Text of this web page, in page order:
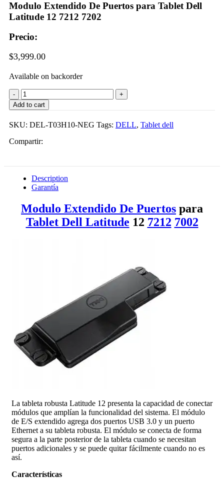
was:
is:
Modulo Extendido De Puertos para Tablet Dell
Latitude 12 7212 7202
Precio:
$3,999.00
Available on backorder
Modulo
Extendido
De
para
Tablet
Dell
12
7212
7202
quantity
Add to cart
SKU: DEL-T03H10-NEG Tags: DELL, Tablet dell
Compartir:
Description
Garantía
Modulo Extendido De Puertos para
Tablet Dell Latitude 12 7212 7002
La tableta robusta Latitude 12 presenta la capacidad de conectar
módulos que amplían la funcionalidad del sistema. El módulo
de E/S extendido agrega dos puertos USB 3.0 y un puerto
Ethernet a su tableta robusta. El módulo se conecta de forma
segura a la parte posterior de la tableta cuando se necesitan
puertos adicionales y se puede quitar fácilmente cuando no es
así.
Características